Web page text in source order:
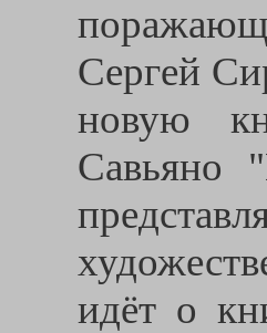
Сергей
новую
Савьяно
идёт о